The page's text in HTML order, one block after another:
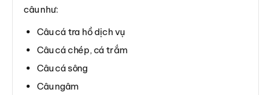
câu như:
Câu cá tra hồ dịch vụ
Câu cá chép, cá trắm
Câu cá sông
Câu ngâm